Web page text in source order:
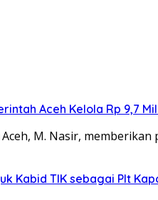
Aceh Kelola Rp 9,7
M. Nasir,
Kabid TIK sebagai Plt